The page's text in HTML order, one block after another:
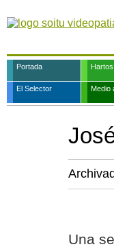
Portada
El Selector Medio
Una